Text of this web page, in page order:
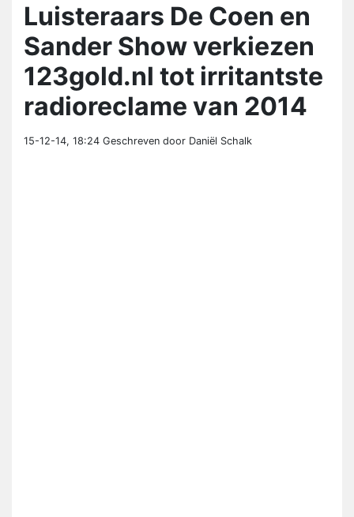
Luisteraars De Coen en
Sander Show verkiezen
123gold.nl tot irritantste
radioreclame van 2014
15-12-14, 18:24 Geschreven door Daniël Schalk